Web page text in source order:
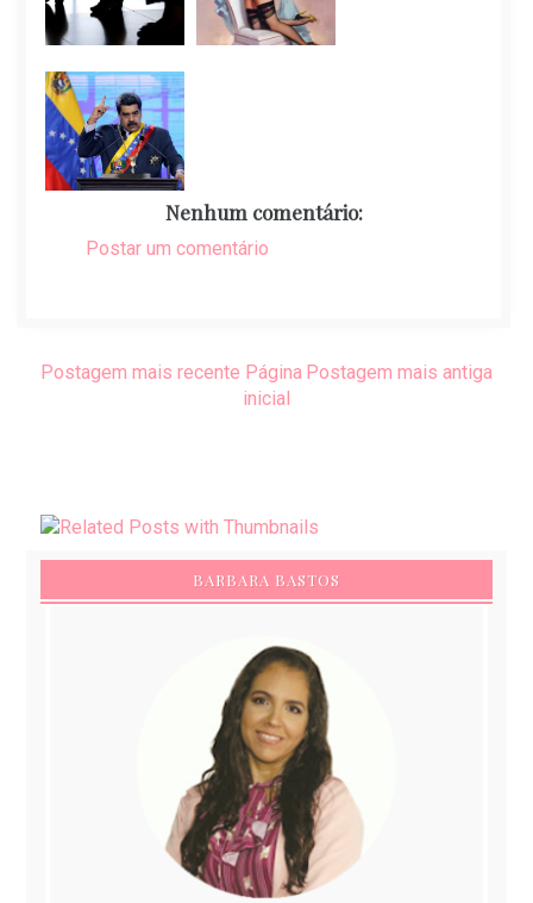
Nenhum comentário:
Postar um comentário
Postagem mais recente Postagem mais antiga
Página
inicial
BARBARA BASTOS